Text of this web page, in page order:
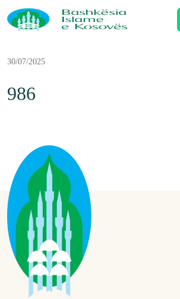
30/07/2025
986